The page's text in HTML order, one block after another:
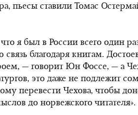
пьесы ставили Томас
я был в России всего один
благодаря книгам.
— говорит Юн Фоссе, — а
это даже не подлежит
перевести Чехова, чтобы
до норвежского читателя».